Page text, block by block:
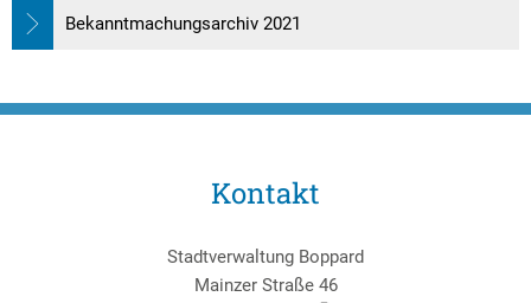
Bekanntmachungsarchiv 2021
Kontakt
Stadtverwaltung Boppard
Mainzer Straße 46